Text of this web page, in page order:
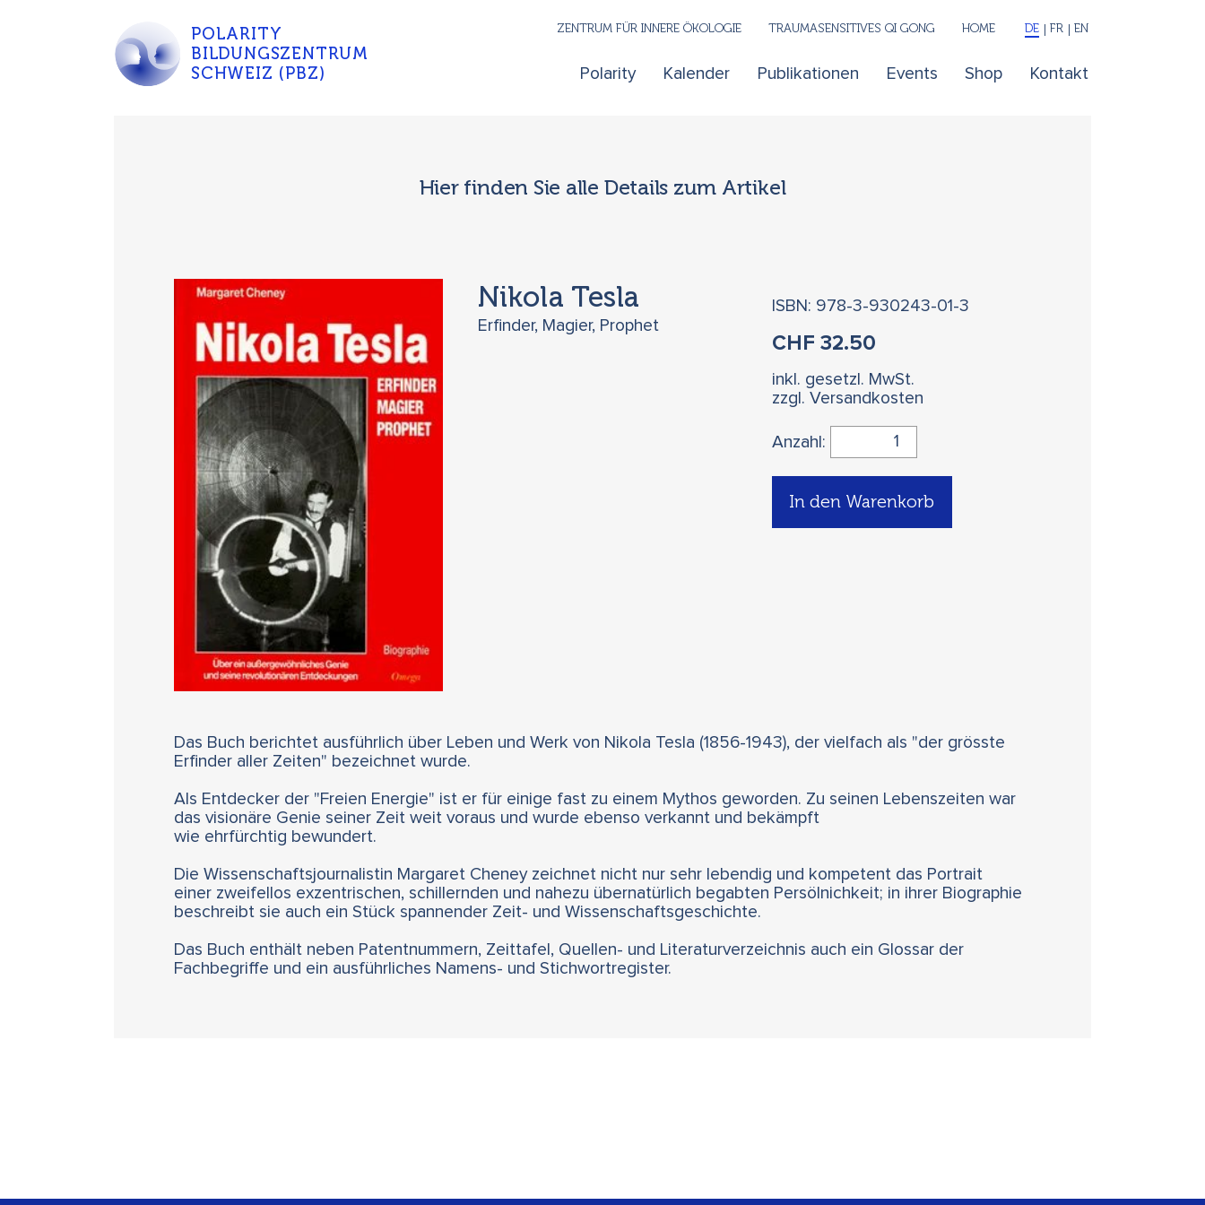
POLARITY
BILDUNGSZENTRUM
SCHWEIZ (PBZ)
Polarity Kalender Publikationen Events Shop Kontakt
ZENTRUM FÜR INNERE ÖKOLOGIE TRAUMASENSITIVES QI GONG HOME DE FR EN
Hier finden Sie alle Details zum Artikel
Nikola Tesla
Erfinder, Magier, Prophet
ISBN: 978-3-930243-01-3
CHF 32.50
inkl. gesetzl. MwSt.
zzgl. Versandkosten
Anzahl:
In den Warenkorb
Das Buch berichtet ausführlich über Leben und Werk von Nikola Tesla (1856-1943), der vielfach als "der grösste
Erfinder aller Zeiten" bezeichnet wurde.
Als Entdecker der "Freien Energie" ist er für einige fast zu einem Mythos geworden. Zu seinen Lebenszeiten war
das visionäre Genie seiner Zeit weit voraus und wurde ebenso verkannt und bekämpft
wie ehrfürchtig bewundert.
Die Wissenschaftsjournalistin Margaret Cheney zeichnet nicht nur sehr lebendig und kompetent das Portrait
einer zweifellos exzentrischen, schillernden und nahezu übernatürlich begabten Persölnichkeit; in ihrer Biographie
beschreibt sie auch ein Stück spannender Zeit- und Wissenschaftsgeschichte.
Das Buch enthält neben Patentnummern, Zeittafel, Quellen- und Literaturverzeichnis auch ein Glossar der
Fachbegriffe und ein ausführliches Namens- und Stichwortregister.